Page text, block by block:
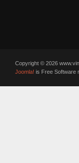
Copyright © 2026
Joomla! is Free Software